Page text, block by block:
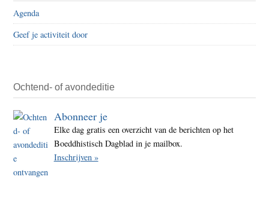
Agenda
Geef je activiteit door
Ochtend- of avondeditie
Abonneer je
Elke dag gratis een overzicht van de berichten op het
Boeddhistisch Dagblad in je mailbox.
Inschrijven »